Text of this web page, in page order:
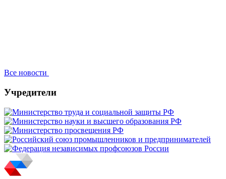
Все новости
Учредители